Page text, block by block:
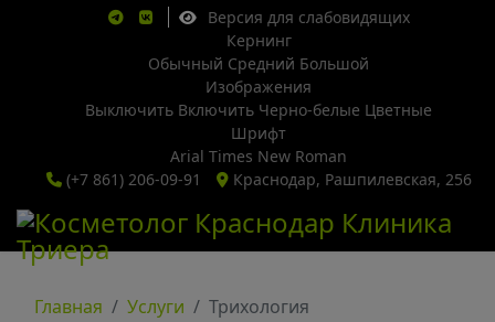
Версия для слабовидящих
Кернинг
Обычный Средний Большой
Изображения
Выключить Включить Черно-белые Цветные
Шрифт
Arial Times New Roman
(+7 861) 206-09-91
Краснодар, Рашпилевская, 256
Главная Услуги Трихология